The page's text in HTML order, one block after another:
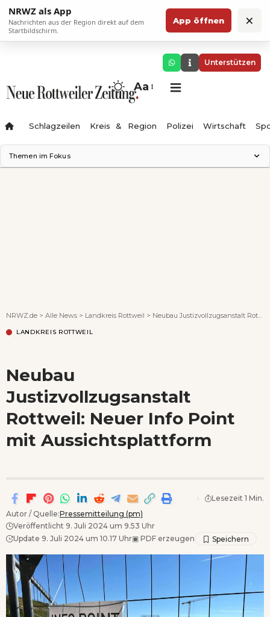
NRWZ als App
Nachrichten aus der Region direkt auf dem
Startbildschirm.
App öffnen ×
Unterstützen
Aa
Schlagzeilen Kreis & Region Polizei Wirtschaft
Themen im Fokus
NRWZ.de > Alle News > Landkreis Rottweil > Neubau Justizvollzugsanstalt Rottweil: Neuer Info Point mit Aussichtsplattform
LANDKREIS ROTTWEIL
Neubau
Justizvollzugsanstalt
Rottweil: Neuer Info Point
mit Aussichtsplattform
Autor / Quelle:Pressemitteilung (pm)
Veröffentlicht 9. Juli 2024 um 9.53 Uhr
Update 9. Juli 2024 um 10.17 Uhr▣ PDF erzeugen
Lesezeit 1 Min.